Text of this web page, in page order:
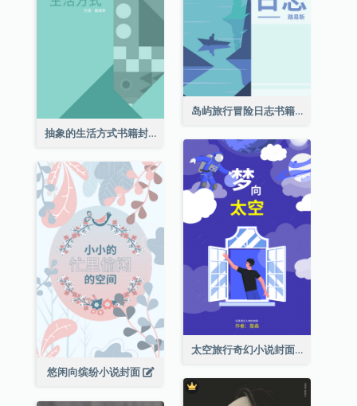
岛屿旅行冒险日志书籍封面
抽象的生活方式书籍封面
太空旅行奇幻小说封面
悠闲向缤纷小说封面